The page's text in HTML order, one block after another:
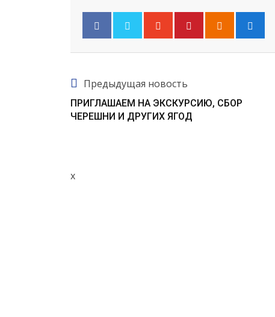
Предыдущая новость
ПРИГЛАШАЕМ НА ЭКСКУРСИЮ, СБОР
ЧЕРЕШНИ И ДРУГИХ ЯГОД
x